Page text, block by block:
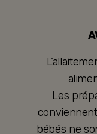
Les
bébés ne